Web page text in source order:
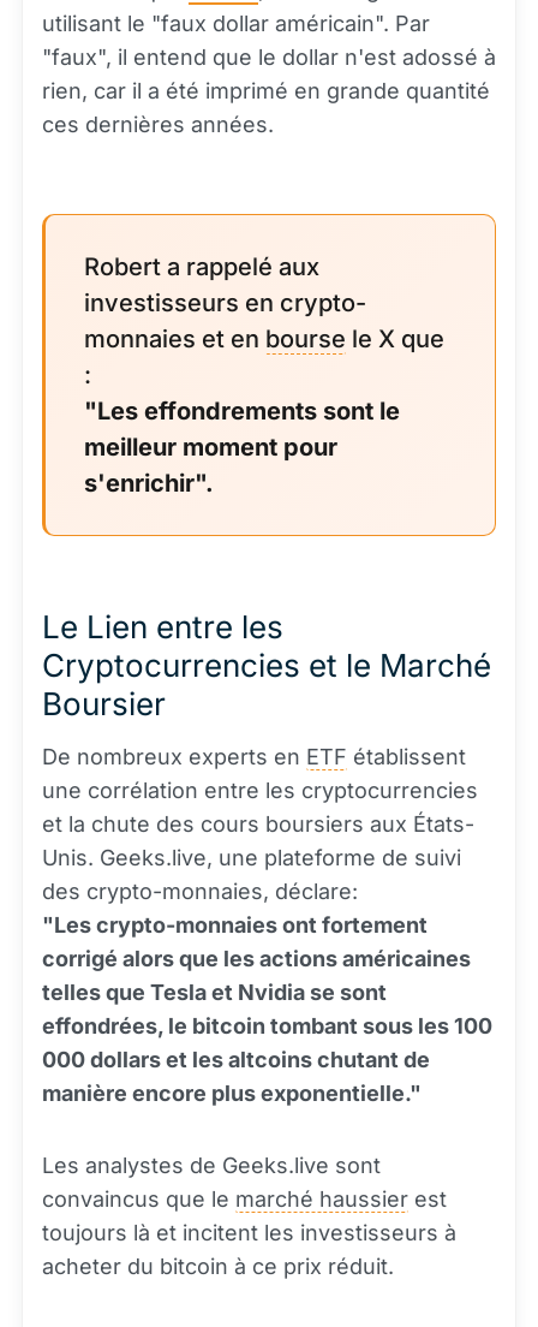
utilisant le "faux dollar américain". Par
"faux", il entend que le dollar n'est adossé à
rien, car il a été imprimé en grande quantité
ces dernières années.
Robert a rappelé aux
investisseurs en crypto-
monnaies et en bourse le X que
:
"Les effondrements sont le
meilleur moment pour
s'enrichir".
Le Lien entre les
Cryptocurrencies et le Marché
Boursier
De nombreux experts en ETF établissent
une corrélation entre les cryptocurrencies
et la chute des cours boursiers aux États-
Unis. Geeks.live, une plateforme de suivi
des crypto-monnaies, déclare:
"Les crypto-monnaies ont fortement
corrigé alors que les actions américaines
telles que Tesla et Nvidia se sont
effondrées, le bitcoin tombant sous les 100
000 dollars et les altcoins chutant de
manière encore plus exponentielle."
Les analystes de Geeks.live sont
convaincus que le marché haussier est
toujours là et incitent les investisseurs à
acheter du bitcoin à ce prix réduit.